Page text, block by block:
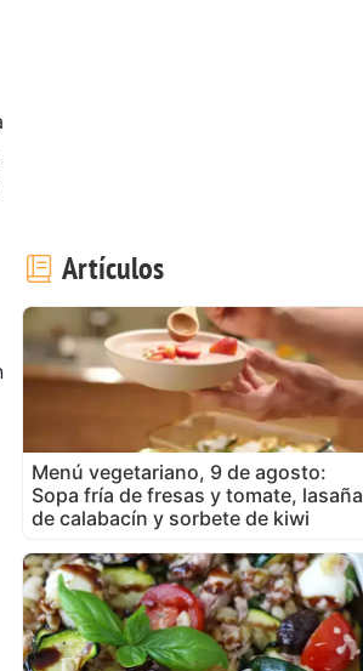
Artículos
Menú vegetariano, 9 de agosto:
Sopa fría de fresas y tomate, lasaña
de calabacín y sorbete de kiwi